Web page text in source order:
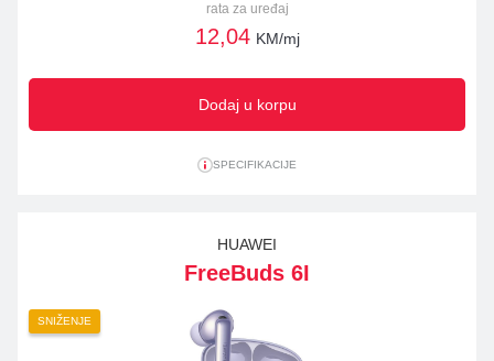
rata za uređaj
12,04 KM/mj
Dodaj u korpu
SPECIFIKACIJE
HUAWEI
FreeBuds 6I
SNIŽENJE